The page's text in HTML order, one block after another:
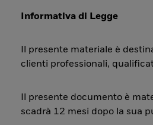
Informativa di Legge
Il presente materiale è
clienti professionali,
Il presente documento è
scadrà 12 mesi dopo la sua